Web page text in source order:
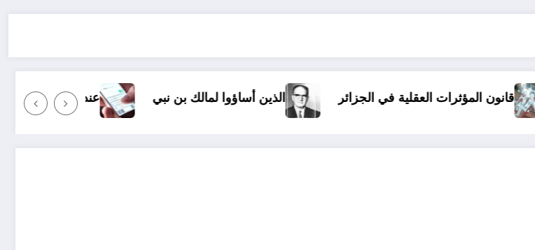
الذين أساؤوا لمالك بن نبي عندما ترسل رسالة نصية إلى شخص ما وأنت غاضب: